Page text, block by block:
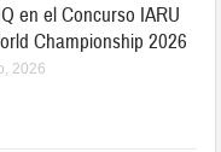
en el Concurso IARU
Championship 2026
2026